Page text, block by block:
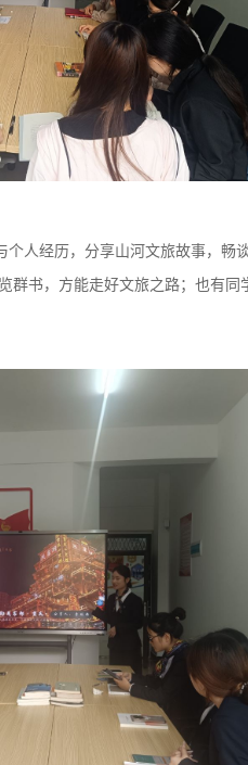
个人经历 ，分享山河文旅故事，畅
群书，方能走好文旅之路；也有